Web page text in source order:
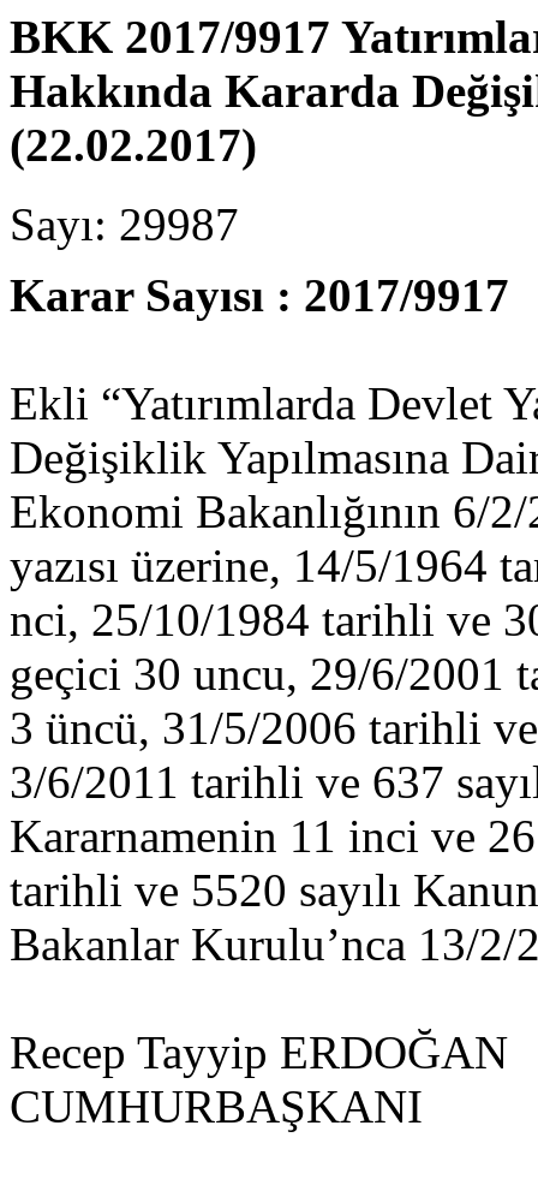
BKK 2017/9917
Hakkında Kararda
(22.02.2017)
Sayı: 29987
Karar Sayısı : 2017/9917
Ekli “Yatırımlarda Devlet
Değişiklik Yapılmasına
Ekonomi Bakanlığının 6/
yazısı üzerine, 14/5/1964
nci, 25/10/1984 tarihli ve
geçici 30 uncu, 29/6/2001
3 üncü, 31/5/2006 tarihli
3/6/2011 tarihli ve 637
Kararnamenin 11 inci ve
tarihli ve 5520 sayılı
Bakanlar Kurulu’nca 13/2/
Recep Tayyip ERDOĞAN
CUMHURBAŞKANI